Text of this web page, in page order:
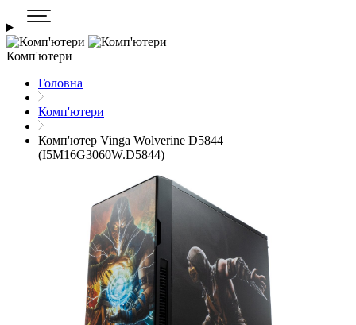
Комп'ютери
Головна
Комп'ютери
Комп'ютер Vinga Wolverine D5844
(I5M16G3060W.D5844)